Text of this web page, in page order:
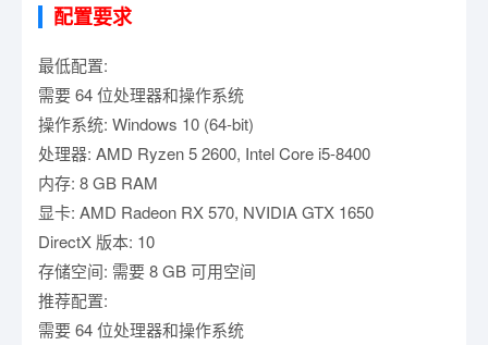
配置要求
最低配置:
需要 64 位处理器和操作系统
操作系统: Windows 10 (64-bit)
处理器: AMD Ryzen 5 2600, Intel Core i5-8400
内存: 8 GB RAM
显卡: AMD Radeon RX 570, NVIDIA GTX 1650
DirectX 版本: 10
存储空间: 需要 8 GB 可用空间
推荐配置:
需要 64 位处理器和操作系统